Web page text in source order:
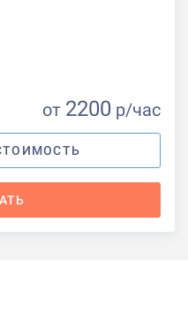
от 2200 р/час